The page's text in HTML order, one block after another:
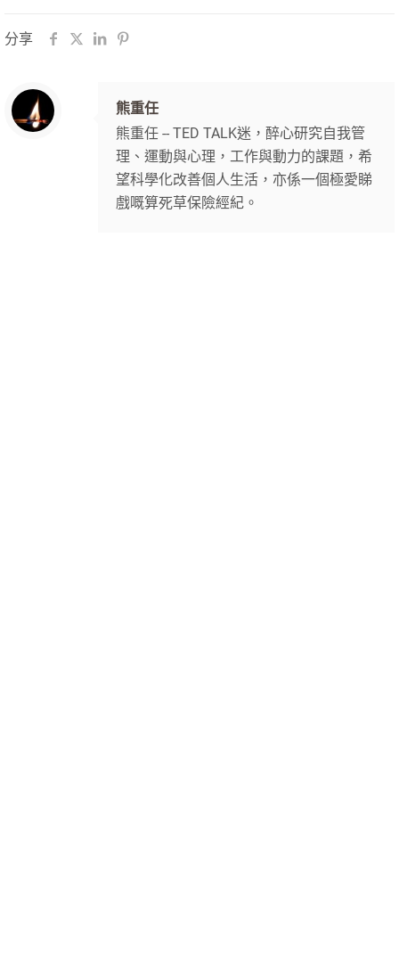
分享
熊重任
熊重任 -- TED TALK迷，醉心研究自我管
理、運動與心理，工作與動力的課題，希
望科學化改善個人生活，亦係一個極愛睇
戲嘅算死草保險經紀。